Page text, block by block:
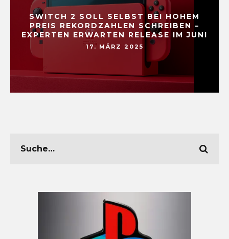
SWITCH 2 SOLL SELBST BEI HOHEM
PREIS REKORDZAHLEN SCHREIBEN –
EXPERTEN ERWARTEN RELEASE IM JUNI
17. MÄRZ 2025